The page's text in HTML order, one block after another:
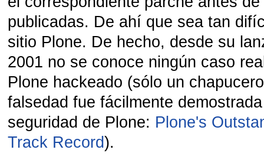
publicadas. De ahí que sea tan
sitio Plone. De hecho, desde su
2001 no se conoce ningún caso
Plone hackeado (sólo un
falsedad fue fácilmente
seguridad de Plone: Plone's
Track Record).